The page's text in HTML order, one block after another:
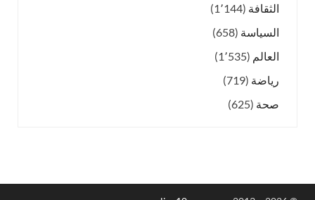
الثقافة (1٬144)
السياسة (658)
العالم (1٬535)
رياضة (719)
صحة (625)